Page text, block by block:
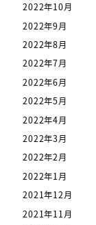
2022年10月
2022年9月
2022年8月
2022年7月
2022年6月
2022年5月
2022年4月
2022年3月
2022年2月
2022年1月
2021年12月
2021年11月